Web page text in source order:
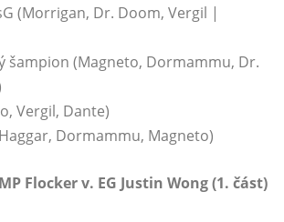
(Morrigan, Dr. Doom, Vergil |
šampion (Magneto, Dormammu, Dr.
Vergil, Dante)
Dormammu, Magneto)
Flocker v. EG Justin Wong (1. část)